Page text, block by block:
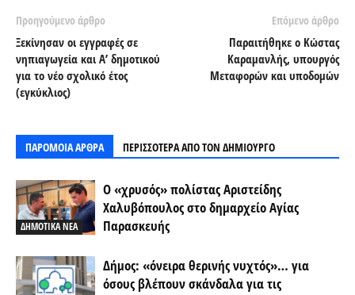
Προηγούμενο άρθρο
Ξεκίνησαν οι εγγραφές σε
νηπιαγωγεία και Α’ δημοτικού
για το νέο σχολικό έτος
(εγκύκλιος)
Επόμενο άρθρο
Παραιτήθηκε ο Κώστας
Καραμανλής, υπουργός
Μεταφορών και υποδομών
ΠΑΡΟΜΟΙΑ ΑΡΘΡΑ ΠΕΡΙΣΣΟΤΕΡΑ ΑΠΟ ΤΟΝ ΔΗΜΙΟΥΡΓΟ
ΔΗΜΟΤΙΚΑ ΝΕΑ
Ο «χρυσός» πολίστας Αριστείδης
Χαλυβόπουλος στο δημαρχείο Αγίας
Παρασκευής
Δήμος: «όνειρα θερινής νυχτός»… για
όσους βλέπουν σκάνδαλα για τις